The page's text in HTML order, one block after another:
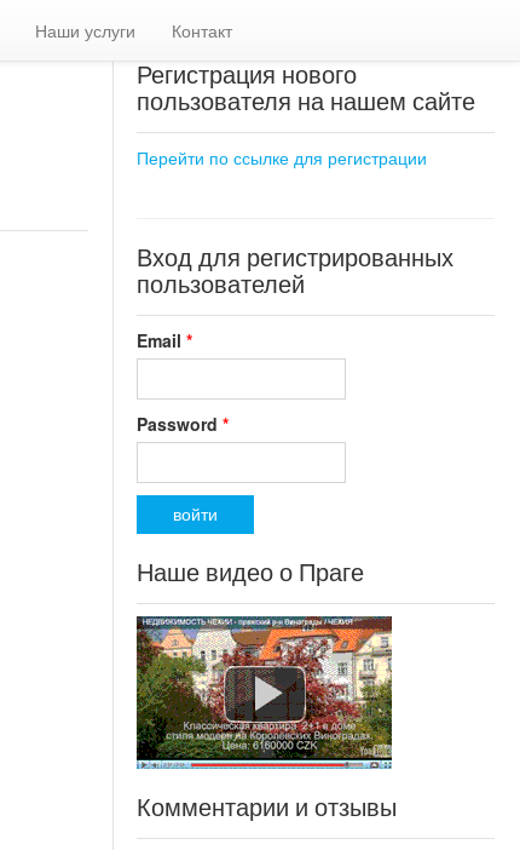
Наши услуги Контакт
Регистрация нового
пользователя на нашем сайте
Перейти по ссылке для регистрации
Вход для регистрированных
пользователей
Email *
Password *
Наше видео о Праге
Комментарии и отзывы